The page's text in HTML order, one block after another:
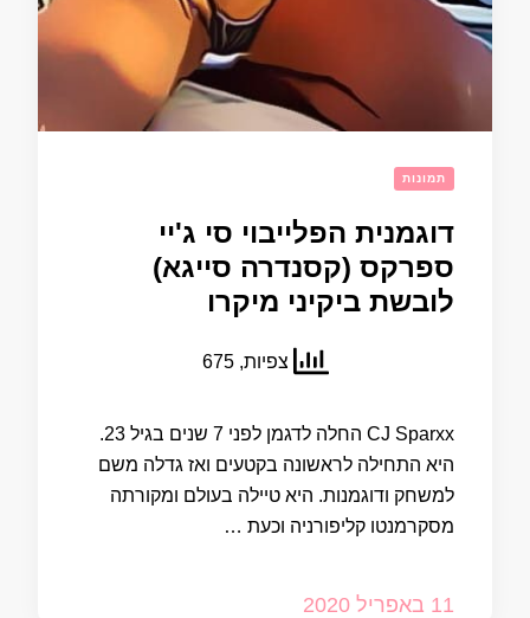
תמונות
דוגמנית הפלייבוי סי ג'יי
ספרקס (קסנדרה סייגא)
לובשת ביקיני מיקרו
צפיות, 675
CJ Sparxx החלה לדגמן לפני 7 שנים בגיל 23.
היא התחילה לראשונה בקטעים ואז גדלה משם
למשחק ודוגמנות. היא טיילה בעולם ומקורתה
מסקרמנטו קליפורניה וכעת …
11 באפריל 2020